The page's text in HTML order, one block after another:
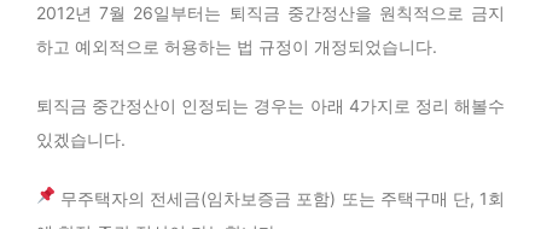
2012년 7월 26일부터는 퇴직금 중간정산을 원칙적으로 금지
하고 예외적으로 허용하는 법 규정이 개정되었습니다.
퇴직금 중간정산이 인정되는 경우는 아래 4가지로 정리 해볼수
있겠습니다.
무주택자의 전세금(임차보증금 포함) 또는 주택구매 단, 1회